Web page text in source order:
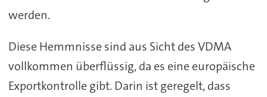
werden.
Diese Hemmnisse sind aus Sicht des VDMA
vollkommen überflüssig, da es eine europäische
Exportkontrolle gibt. Darin ist geregelt, dass